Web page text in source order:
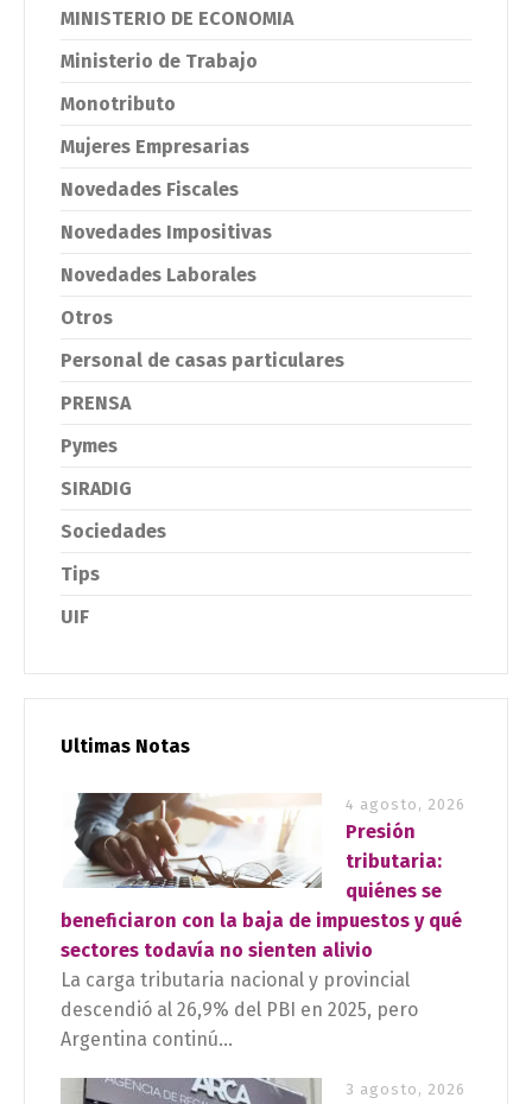
MINISTERIO DE ECONOMIA
Ministerio de Trabajo
Monotributo
Mujeres Empresarias
Novedades Fiscales
Novedades Impositivas
Novedades Laborales
Otros
Personal de casas particulares
PRENSA
Pymes
SIRADIG
Sociedades
Tips
UIF
Ultimas Notas
4 agosto, 2026
Presión
tributaria:
quiénes se
beneficiaron con la baja de impuestos y qué
sectores todavía no sienten alivio
La carga tributaria nacional y provincial
descendió al 26,9% del PBI en 2025, pero
Argentina continú...
3 agosto, 2026